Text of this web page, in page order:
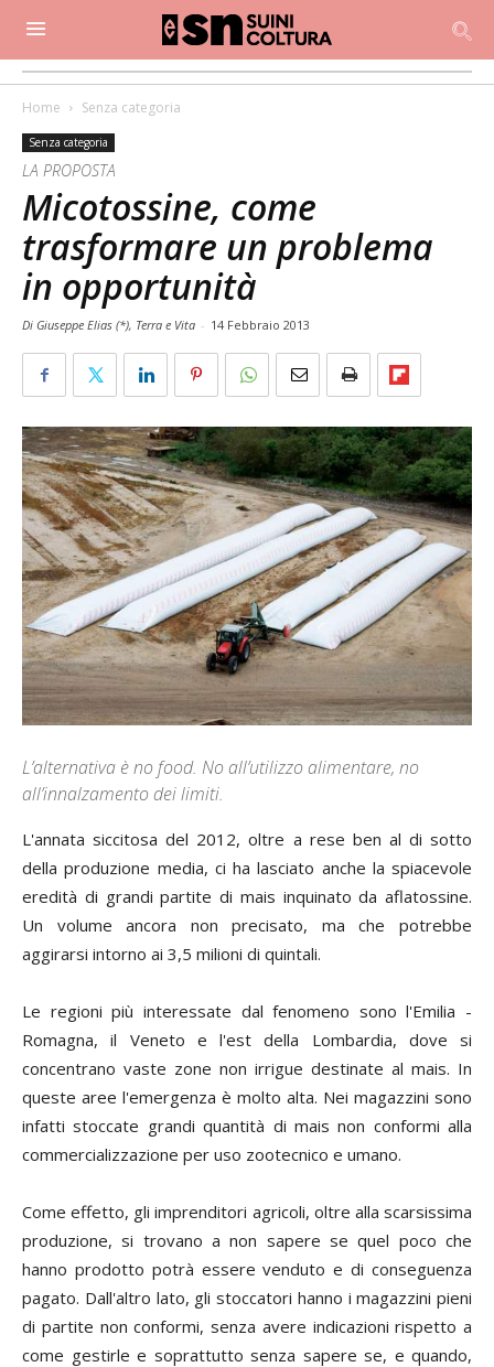
Home Senza categoria
Senza categoria
LA PROPOSTA
Micotossine, come
trasformare un problema
in opportunità
Di Giuseppe Elias (*), Terra e Vita - 14 Febbraio 2013
L’alternativa è no food. No all’utilizzo alimentare, no
all’innalzamento dei limiti.
L'annata siccitosa del 2012, oltre a rese ben al di sotto
della produzione media, ci ha lasciato anche la spiacevole
eredità di grandi partite di mais inquinato da aflatossine.
Un volume ancora non precisato, ma che potrebbe
aggirarsi intorno ai 3,5 milioni di quintali.
Le regioni più interessate dal fenomeno sono l'Emilia -
Romagna, il Veneto e l'est della Lombardia, dove si
concentrano vaste zone non irrigue destinate al mais. In
queste aree l'emergenza è molto alta. Nei magazzini sono
infatti stoccate grandi quantità di mais non conformi alla
commercializzazione per uso zootecnico e umano.
Come effetto, gli imprenditori agricoli, oltre alla scarsissima
produzione, si trovano a non sapere se quel poco che
hanno prodotto potrà essere venduto e di conseguenza
pagato. Dall'altro lato, gli stoccatori hanno i magazzini pieni
di partite non conformi, senza avere indicazioni rispetto a
come gestirle e soprattutto senza sapere se, e quando,